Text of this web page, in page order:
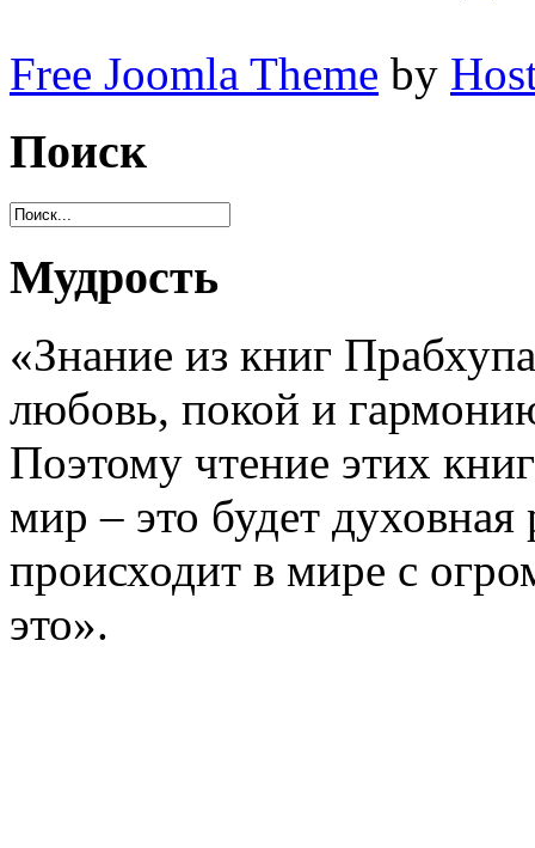
Free Joomla Theme by
Поиск
Мудрость
«Знание из книг
любовь, покой и
Поэтому чтение этих
мир – это будет
происходит в мире с
это».